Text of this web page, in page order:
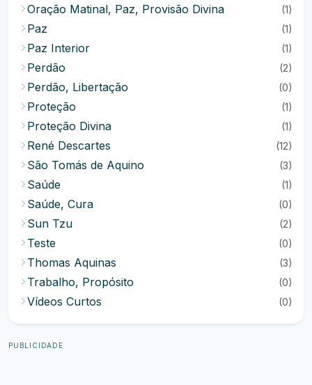
Oração Matinal, Paz, Provisão Divina (1)
Paz (1)
Paz Interior (1)
Perdão (2)
Perdão, Libertação (0)
Proteção (1)
Proteção Divina (1)
René Descartes (12)
São Tomás de Aquino (3)
Saúde (1)
Saúde, Cura (0)
Sun Tzu (2)
Teste (0)
Thomas Aquinas (3)
Trabalho, Propósito (0)
Vídeos Curtos (0)
PUBLICIDADE